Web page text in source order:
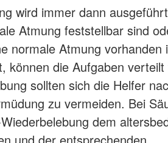
wird immer dann
Atmung feststellbar sind
normale Atmung vorhanden
können die Aufgaben verteilt
sollten sich die Helfer
zu vermeiden. Bei
dem
und der entsprechenden